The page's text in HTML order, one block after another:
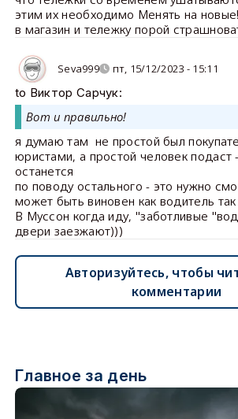
этим их необходимо Менять на
в магазин и тележку порой
Seva999 пт, 15/12/2023 - 15:11
to Виктор Сарчук:
Вот и правильно!
я думаю там не простой был
юристами, а простой человек
останется
по поводу остального - это нужно
может быть виновен как водитель
В Муссон когда иду, "заботливые
двери заезжают)))
Авторизуйтесь, чтобы
комментарии
Главное за день